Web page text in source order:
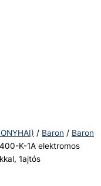
/ Baron / Baron
K-1A elektromos
1ajtós